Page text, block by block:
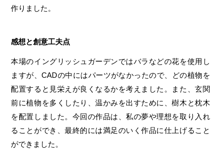
作りました。
感想と創意工夫点
本場のイングリッシュガーデンではバラなどの花を使用し
ますが、CADの中にはパーツがなかったので、どの植物を
配置すると見栄えが良くなるかを考えました。また、玄関
前に植物を多くしたり、温かみを出すために、樹木と枕木
を配置しました。今回の作品は、私の夢や理想を取り入れ
ることができ、最終的には満足のいく作品に仕上げること
ができました。